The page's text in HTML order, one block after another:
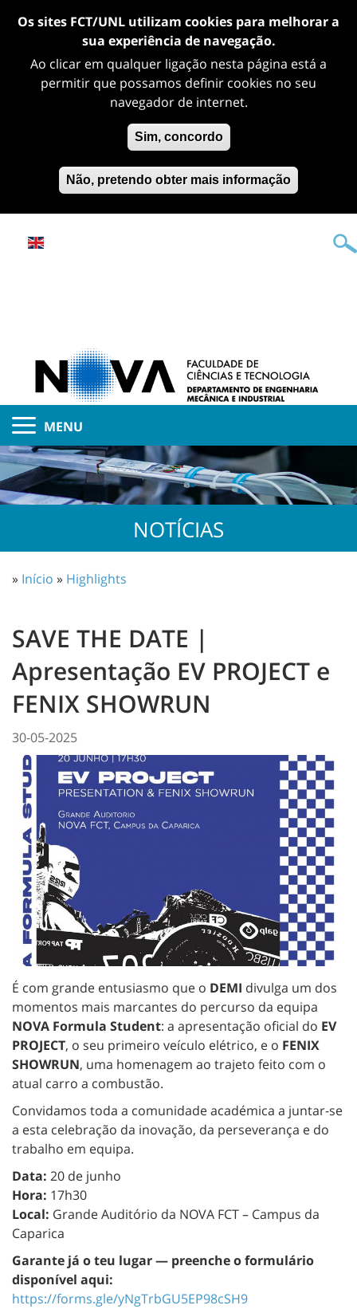
Os sites FCT/UNL utilizam cookies para melhorar a
sua experiência de navegação.
Ao clicar em qualquer ligação nesta página está a
permitir que possamos definir cookies no seu
navegador de internet.
Sim, concordo
Não, pretendo obter mais informação
MENU
NOTÍCIAS
» Início » Highlights
SAVE THE DATE |
Apresentação EV PROJECT e
FENIX SHOWRUN
30-05-2025
É com grande entusiasmo que o DEMI divulga um dos
momentos mais marcantes do percurso da equipa
NOVA Formula Student: a apresentação oficial do EV
PROJECT, o seu primeiro veículo elétrico, e o FENIX
SHOWRUN, uma homenagem ao trajeto feito com o
atual carro a combustão.
Convidamos toda a comunidade académica a juntar-se
a esta celebração da inovação, da perseverança e do
trabalho em equipa.
Data: 20 de junho
Hora: 17h30
Local: Grande Auditório da NOVA FCT – Campus da
Caparica
Garante já o teu lugar — preenche o formulário
disponível aqui:
https://forms.gle/yNgTrbGU5EP98cSH9